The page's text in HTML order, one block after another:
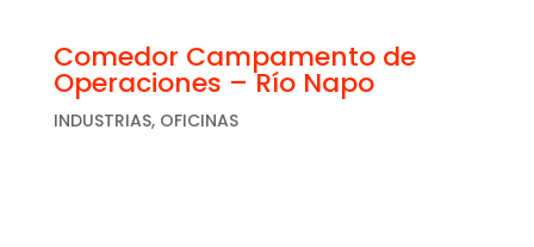
Comedor Campamento de
Operaciones – Río Napo
INDUSTRIAS, OFICINAS